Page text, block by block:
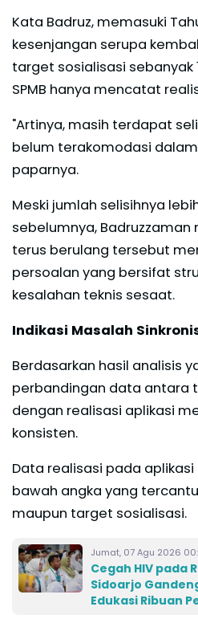
Kata Badruz, memasuki
kesenjangan serupa
target sosialisasi sebanyak
SPMB hanya mencatat
"Artinya, masih terdapat
belum terakomodasi
paparnya.
Meski jumlah selisihnya
sebelumnya, Badruzzaman
terus berulang tersebut
persoalan yang bersifat
kesalahan teknis sesaat.
Indikasi Masalah
Berdasarkan hasil analisis
perbandingan data antara
dengan realisasi aplikasi
konsisten.
Data realisasi pada aplikasi
bawah angka yang
maupun target sosialisasi.
Jumat, 07 Agu 2026
Cegah HIV pada
Sidoarjo
Edukasi Ribuan